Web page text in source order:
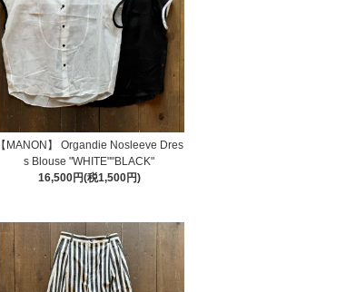
【MANON】 Organdie Nosleeve Dres
s Blouse "WHITE""BLACK"
16,500円(税1,500円)